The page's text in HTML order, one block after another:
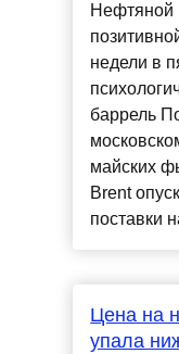
Нефтяной
недели в
баррель
майских
Brent
поставки
Цена на
упала